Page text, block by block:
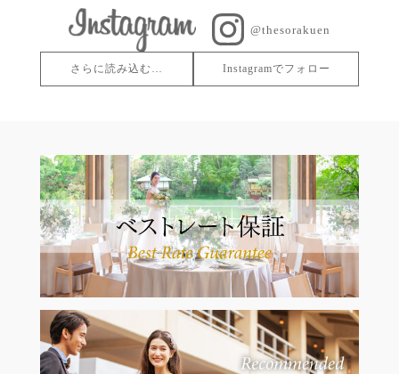
@thesorakuen
さらに読み込む… Instagramでフォロー